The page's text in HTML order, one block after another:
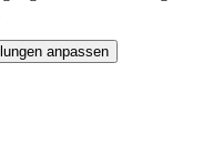
anpassen